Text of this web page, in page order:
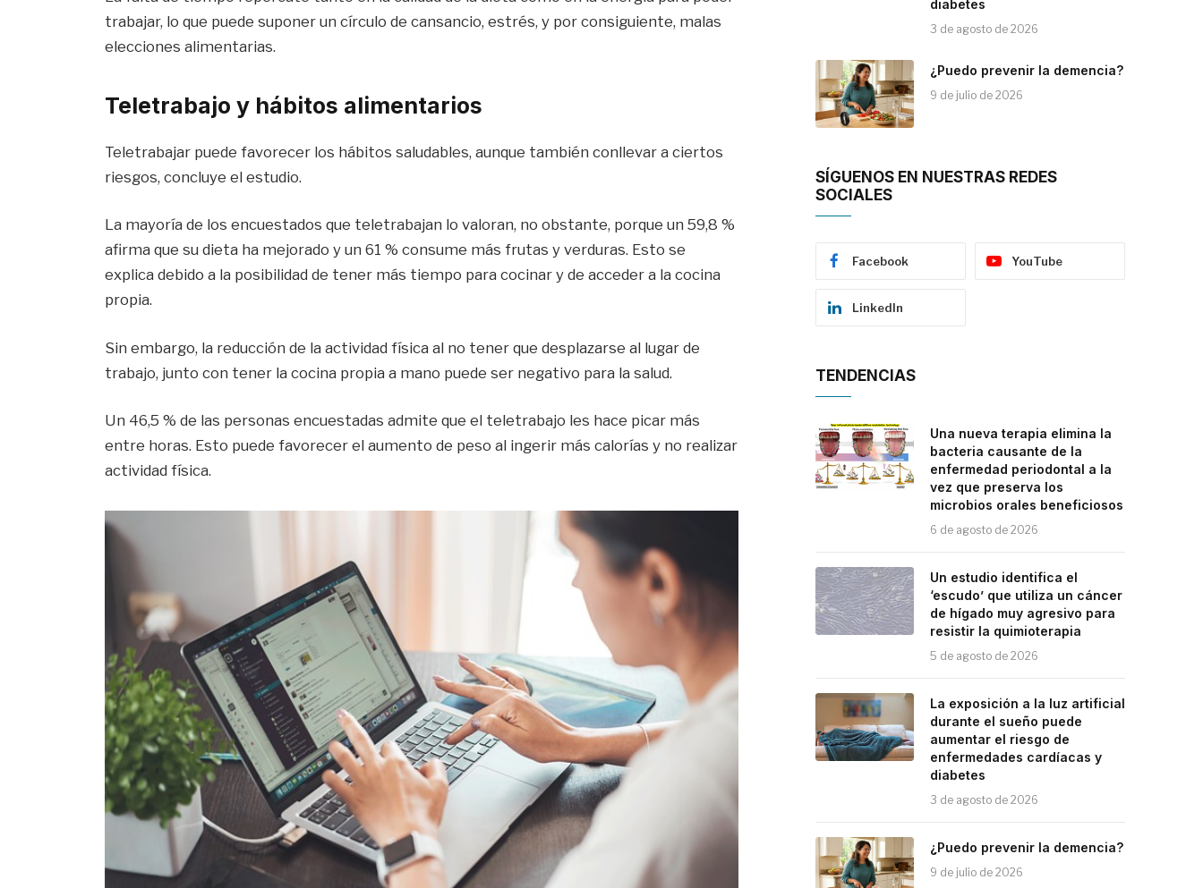
trabajar, lo que puede suponer un círculo de cansancio, estrés, y por consiguiente, malas
elecciones alimentarias.
Teletrabajo y hábitos alimentarios
Teletrabajar puede favorecer los hábitos saludables, aunque también conllevar a ciertos
riesgos, concluye el estudio.
La mayoría de los encuestados que teletrabajan lo valoran, no obstante, porque un 59,8 %
afirma que su dieta ha mejorado y un 61 % consume más frutas y verduras. Esto se
explica debido a la posibilidad de tener más tiempo para cocinar y de acceder a la cocina
propia.
Sin embargo, la reducción de la actividad física al no tener que desplazarse al lugar de
trabajo, junto con tener la cocina propia a mano puede ser negativo para la salud.
Un 46,5 % de las personas encuestadas admite que el teletrabajo les hace picar más
entre horas. Esto puede favorecer el aumento de peso al ingerir más calorías y no realizar
actividad física.
diabetes
3 de agosto de 2026
¿Puedo prevenir la demencia?
9 de julio de 2026
SÍGUENOS EN NUESTRAS REDES
SOCIALES
Facebook YouTube
LinkedIn
TENDENCIAS
Una nueva terapia elimina la
bacteria causante de la
enfermedad periodontal a la
vez que preserva los
microbios orales beneficiosos
6 de agosto de 2026
Un estudio identifica el
‘escudo’ que utiliza un cáncer
de hígado muy agresivo para
resistir la quimioterapia
5 de agosto de 2026
La exposición a la luz artificial
durante el sueño puede
aumentar el riesgo de
enfermedades cardíacas y
diabetes
3 de agosto de 2026
¿Puedo prevenir la demencia?
9 de julio de 2026